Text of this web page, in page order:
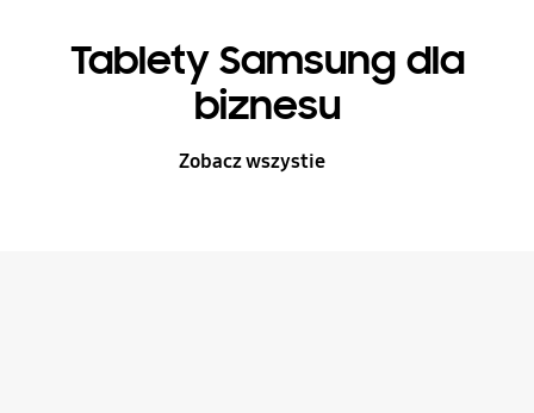
Tablety Samsung dla
biznesu
Zobacz wszystie